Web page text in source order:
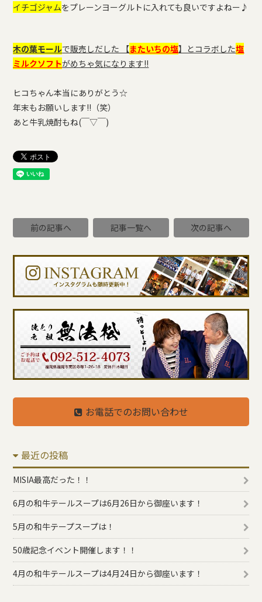
イチゴジャムをプレーンヨーグルトに入れても良いですよねー♪
木の葉モールで販売しだした 【またいちの塩】とコラボした塩
ミルクソフトがめちゃ気になります!!
ヒコちゃん本当にありがとう☆
年末もお願いします!!（笑）
あと牛乳焼酎もね(￣▽￣)
前の記事へ 記事一覧へ 次の記事へ
お電話でのお問い合わせ
最近の投稿
MISIA最高だった！！
6月の和牛テールスープは6月26日から御座います！
5月の和牛テープスープは！
50歳記念イベント開催します！！
4月の和牛テールスープは4月24日から御座います！